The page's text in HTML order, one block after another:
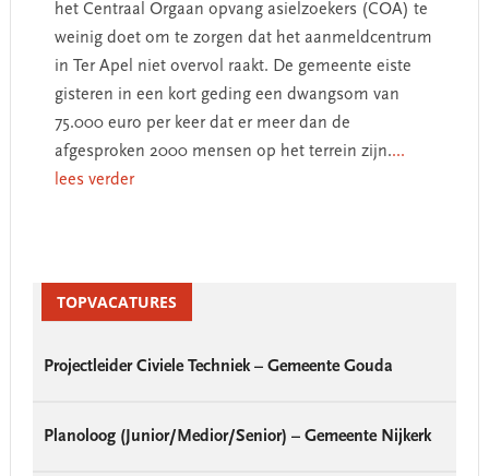
het Centraal Orgaan opvang asielzoekers (COA) te
weinig doet om te zorgen dat het aanmeldcentrum
in Ter Apel niet overvol raakt. De gemeente eiste
gisteren in een kort geding een dwangsom van
75.000 euro per keer dat er meer dan de
afgesproken 2000 mensen op het terrein zijn....
lees verder
SidebarTOPVACATURES
Projectleider Civiele Techniek – Gemeente Gouda
Planoloog (Junior/Medior/Senior) – Gemeente Nijkerk